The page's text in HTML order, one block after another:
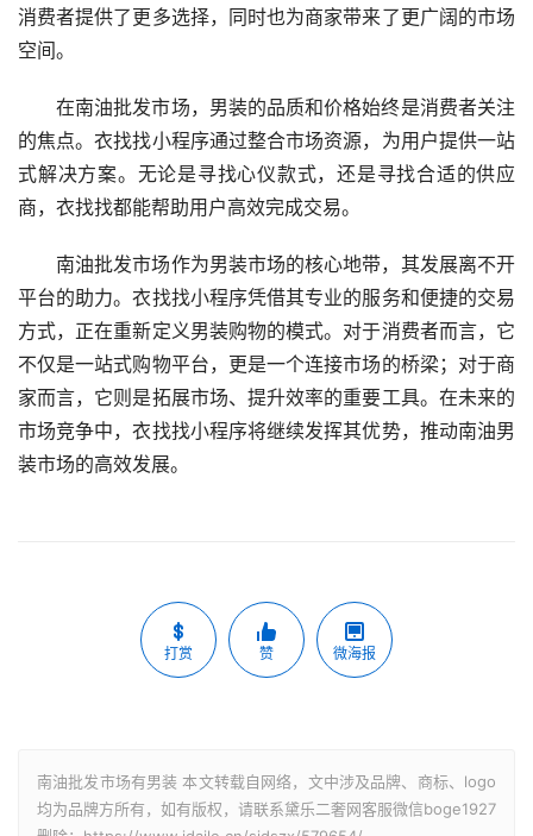
消费者提供了更多选择，同时也为商家带来了更广阔的市场
空间。
在南油批发市场，男装的品质和价格始终是消费者关注
的焦点。衣找找小程序通过整合市场资源，为用户提供一站
式解决方案。无论是寻找心仪款式，还是寻找合适的供应
商，衣找找都能帮助用户高效完成交易。
南油批发市场作为男装市场的核心地带，其发展离不开
平台的助力。衣找找小程序凭借其专业的服务和便捷的交易
方式，正在重新定义男装购物的模式。对于消费者而言，它
不仅是一站式购物平台，更是一个连接市场的桥梁；对于商
家而言，它则是拓展市场、提升效率的重要工具。在未来的
市场竞争中，衣找找小程序将继续发挥其优势，推动南油男
装市场的高效发展。
打赏 赞 微海报
南油批发市场有男装 本文转载自网络，文中涉及品牌、商标、logo
均为品牌方所有，如有版权，请联系黛乐二奢网客服微信boge1927